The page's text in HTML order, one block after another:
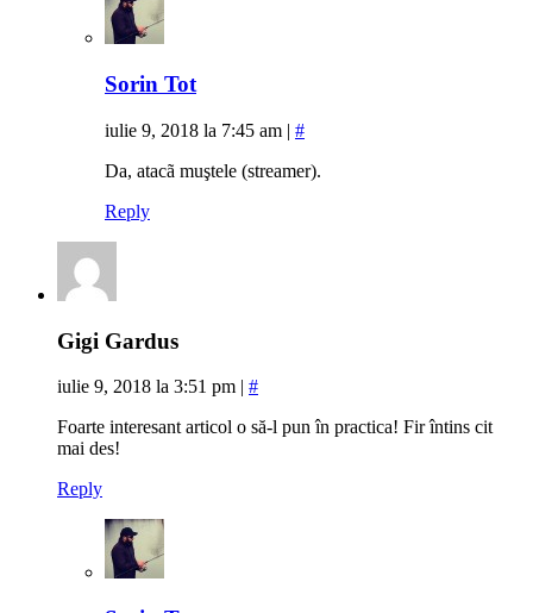
Sorin Tot
iulie 9, 2018 la 7:45 am | #
Da, atacã muştele (streamer).
Reply
Gigi Gardus
iulie 9, 2018 la 3:51 pm | #
Foarte interesant articol o să-l pun în practica! Fir întins cit
mai des!
Reply